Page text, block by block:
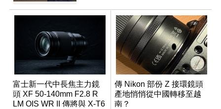
富士新一代中長焦主力鏡
頭 XF 50-140mm F2.8 R
LM OIS WR II 傳將與 X-T6
傳 Nikon 部份 Z 接環鏡頭
產地悄悄從中國轉移至越
南？